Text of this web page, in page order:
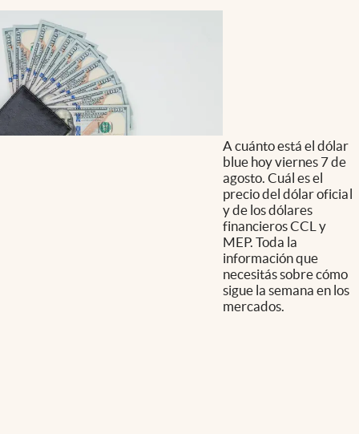
A cuánto está el dólar
blue hoy viernes 7 de
agosto. Cuál es el
precio del dólar oficial
y de los dólares
financieros CCL y
MEP. Toda la
información que
necesitás sobre cómo
sigue la semana en los
mercados.